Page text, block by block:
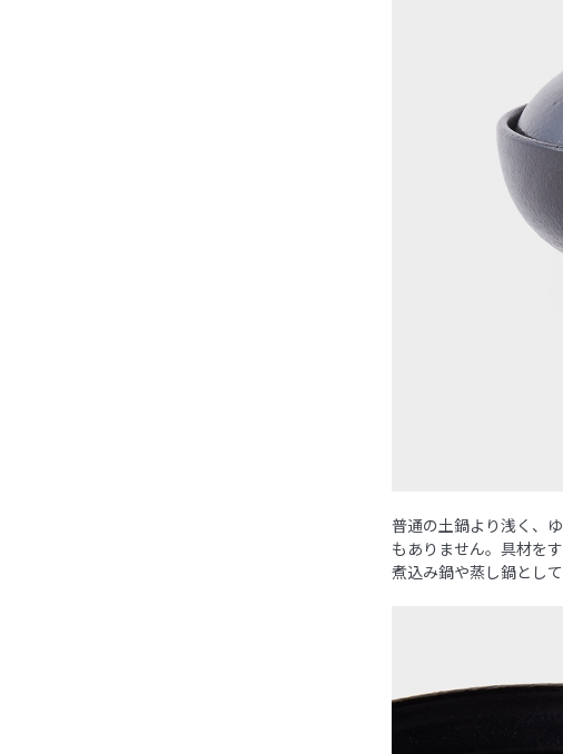
普通の土鍋より浅く、
もありません。具材を
煮込み鍋や蒸し鍋とし